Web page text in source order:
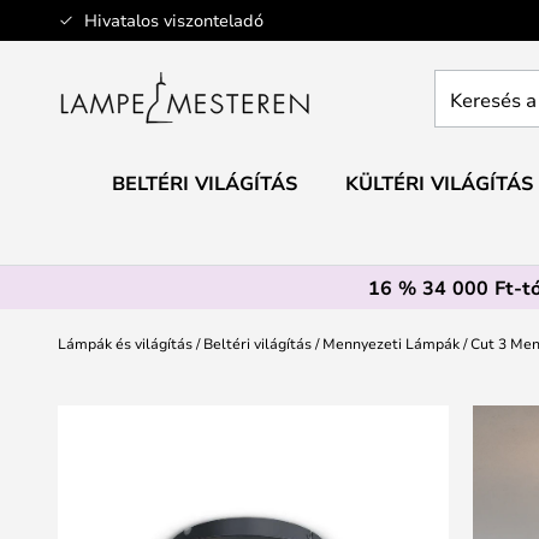
Hivatalos viszonteladó
Ugrás
a
tartalomhoz
BELTÉRI VILÁGÍTÁS KÜLTÉRI VILÁGÍTÁS
16 % 34 000 Ft-
Lámpák és világítás Beltéri világítás Mennyezeti Lámpák Cut 3